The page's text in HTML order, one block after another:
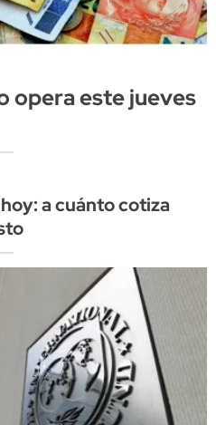
opera este jueves
a cuánto cotiza